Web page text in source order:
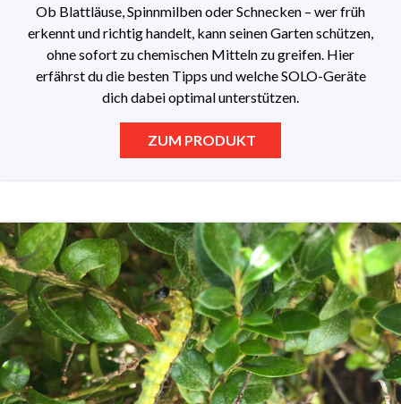
Ob Blattläuse, Spinnmilben oder Schnecken – wer früh
erkennt und richtig handelt, kann seinen Garten schützen,
ohne sofort zu chemischen Mitteln zu greifen. Hier
erfährst du die besten Tipps und welche SOLO-Geräte
dich dabei optimal unterstützen.
ZUM PRODUKT